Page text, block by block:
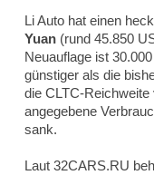
Li Auto hat einen
Yuan (rund 45.850
Neuauflage ist
günstiger als die
die CLTC-
angegebene
sank.
Laut 32CARS.RU